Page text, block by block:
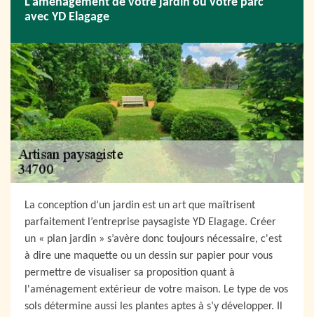
avec YD Elagage
La conception d’un jardin est un art que maîtrisent
parfaitement l’entreprise paysagiste YD Elagage. Créer
un « plan jardin » s’avère donc toujours nécessaire, c'est
à dire une maquette ou un dessin sur papier pour vous
permettre de visualiser sa proposition quant à
l'aménagement extérieur de votre maison. Le type de vos
sols détermine aussi les plantes aptes à s’y développer. Il